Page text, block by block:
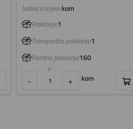
Jedinica mjere:kom
Pakiranje:1
Transportno pakiranje:1
Paletno pakiranje:160
- + kom